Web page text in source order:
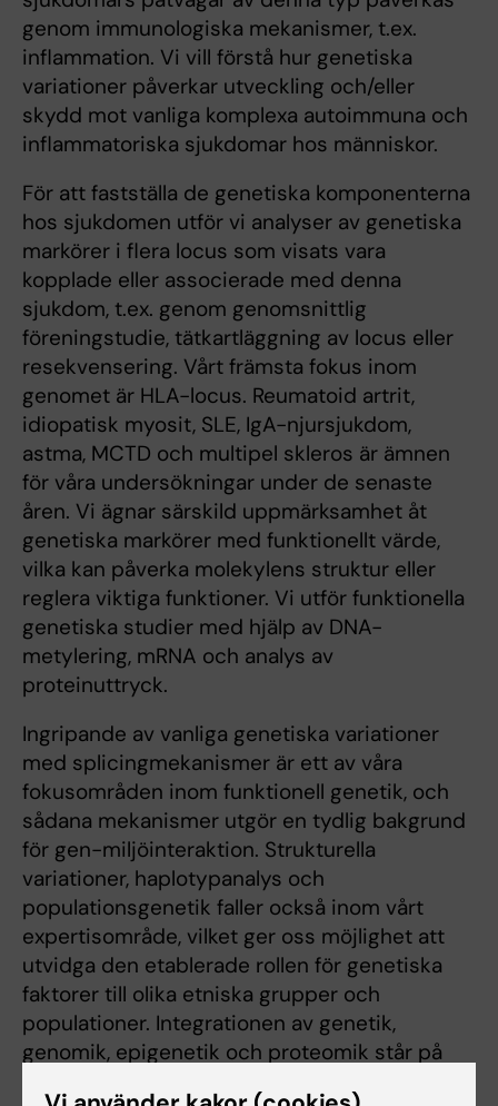
genom immunologiska mekanismer, t.ex.
inflammation. Vi vill förstå hur genetiska
variationer påverkar utveckling och/eller
skydd mot vanliga komplexa autoimmuna och
inflammatoriska sjukdomar hos människor.
För att fastställa de genetiska komponenterna
hos sjukdomen utför vi analyser av genetiska
markörer i flera locus som visats vara
kopplade eller associerade med denna
sjukdom, t.ex. genom genomsnittlig
föreningstudie, tätkartläggning av locus eller
resekvensering. Vårt främsta fokus inom
genomet är HLA-locus. Reumatoid artrit,
idiopatisk myosit, SLE, IgA-njursjukdom,
astma, MCTD och multipel skleros är ämnen
för våra undersökningar under de senaste
åren. Vi ägnar särskild uppmärksamhet åt
genetiska markörer med funktionellt värde,
vilka kan påverka molekylens struktur eller
reglera viktiga funktioner. Vi utför funktionella
genetiska studier med hjälp av DNA-
metylering, mRNA och analys av
proteinuttryck.
Ingripande av vanliga genetiska variationer
med splicingmekanismer är ett av våra
fokusområden inom funktionell genetik, och
sådana mekanismer utgör en tydlig bakgrund
för gen-miljöinteraktion. Strukturella
variationer, haplotypanalys och
populationsgenetik faller också inom vårt
expertisområde, vilket ger oss möjlighet att
utvidga den etablerade rollen för genetiska
faktorer till olika etniska grupper och
populationer. Integrationen av genetik,
genomik, epigenetik och proteomik står på